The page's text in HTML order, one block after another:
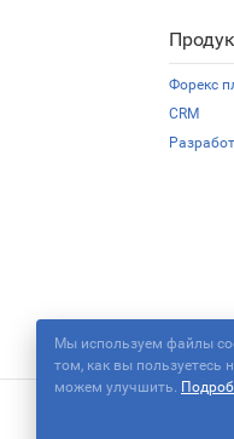
Мы используем файлы
том, как вы
можем улучшить.
Форекс
CRM